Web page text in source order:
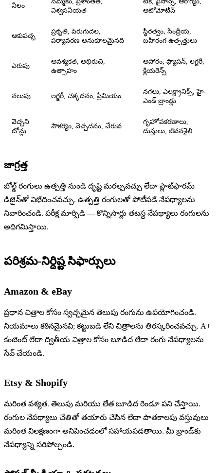
నీలం
విశ్వసనీయత
ఆటోమోటివ్
ఆకుపచ్చ
ప్రకృతి, పెరుగుదల,
పర్యావరణ అనుకూలమైనది
స్థిరత్వం, సేంద్రీయ,
బహిరంగ ఉత్పత్తులు
ఎరుపు
ఆవశ్యకత, అభిరుచి,
ఉత్సాహం
ఆహారం, ఫ్యాషన్, లగ్జరీ,
క్లియరెన్స్
నలుపు లగ్జరీ, చక్కదనం, ప్రీమియం
నగలు, ఎలక్ట్రానిక్స్, హై-
ఎండ్ బ్రాండ్లు
వెచ్చని
టోన్లు
సౌకర్యం, వెచ్చదనం, చేరువ
గృహోపకరణాలు,
దుస్తులు, జీవనశైలి
జాగ్రత్త
బోల్డ్ రంగులు ఉత్పత్తి నుండి దృష్టి మరల్చవచ్చు లేదా ప్లాట్‌ఫారమ్
డిజైన్‌తో విభేదించవచ్చు. ఉత్పత్తి రంగులతో పోటీపడే నేపథ్యాలను
నివారించండి. పరీక్ష మార్పిడి — కొన్నిసార్లు తటస్థ నేపథ్యాలు రంగులను
అధిగమిస్తాయి.
పరిశ్రమ-నిర్దిష్ట సిఫార్సులు
Amazon & eBay
ప్రధాన చిత్రాల కోసం స్వచ్ఛమైన తెలుపు రంగును ఉపయోగించండి.
నియమాలు కఠినమైనవి; కట్టుబడి లేని చిత్రాలను తిరస్కరించవచ్చు. A+
కంటెంట్ లేదా ద్వితీయ చిత్రాల కోసం బూడిద లేదా రంగు నేపథ్యాలను
సేవ్ చేయండి.
Etsy & Shopify
మరింత వశ్యత. తెలుపు మరియు లేత బూడిద రెండూ పని చేస్తాయి.
రంగుల నేపథ్యాలు చేతితో తయారు చేసిన లేదా పాతకాలపు వస్తువులు
మరింత విలక్షణంగా అనిపించడంలో సహాయపడతాయి. మీ బ్రాండ్‌కు
నేపథ్యాన్ని సరిపోల్చండి.